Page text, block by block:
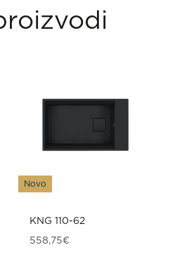
Novo
KNG 110-62
558,75€